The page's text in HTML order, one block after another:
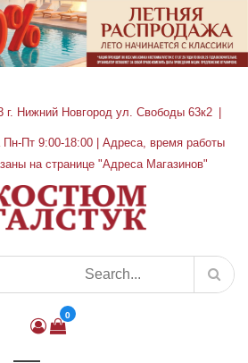
г. Нижний Новгород ул. Свободы 63к2
Пт 9:00-18:00 | Адреса, время работы
на странице "Адреса Магазинов"
0